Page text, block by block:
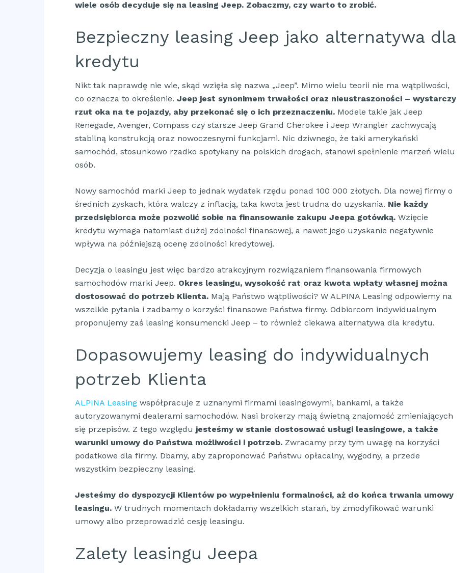
wiele osób decyduje się na leasing Jeep. Zobaczmy, czy warto to zrobić.
Bezpieczny leasing Jeep jako alternatywa dla
kredytu
Nikt tak naprawdę nie wie, skąd wzięła się nazwa „Jeep”. Mimo wielu teorii nie ma wątpliwości,
co oznacza to określenie. Jeep jest synonimem trwałości oraz nieustraszoności – wystarczy
rzut oka na te pojazdy, aby przekonać się o ich przeznaczeniu. Modele takie jak Jeep
Renegade, Avenger, Compass czy starsze Jeep Grand Cherokee i Jeep Wrangler zachwycają
stabilną konstrukcją oraz nowoczesnymi funkcjami. Nic dziwnego, że taki amerykański
samochód, stosunkowo rzadko spotykany na polskich drogach, stanowi spełnienie marzeń wielu
osób.
Nowy samochód marki Jeep to jednak wydatek rzędu ponad 100 000 złotych. Dla nowej firmy o
średnich zyskach, która walczy z inflacją, taka kwota jest trudna do uzyskania. Nie każdy
przedsiębiorca może pozwolić sobie na finansowanie zakupu Jeepa gotówką. Wzięcie
kredytu wymaga natomiast dużej zdolności finansowej, a nawet jego uzyskanie negatywnie
wpływa na późniejszą ocenę zdolności kredytowej.
Decyzja o leasingu jest więc bardzo atrakcyjnym rozwiązaniem finansowania firmowych
samochodów marki Jeep. Okres leasingu, wysokość rat oraz kwota wpłaty własnej można
dostosować do potrzeb Klienta. Mają Państwo wątpliwości? W ALPINA Leasing odpowiemy na
wszelkie pytania i zadbamy o korzyści finansowe Państwa firmy. Odbiorcom indywidualnym
proponujemy zaś leasing konsumencki Jeep – to również ciekawa alternatywa dla kredytu.
Dopasowujemy leasing do indywidualnych
potrzeb Klienta
ALPINA Leasing współpracuje z uznanymi firmami leasingowymi, bankami, a także
autoryzowanymi dealerami samochodów. Nasi brokerzy mają świetną znajomość zmieniających
się przepisów. Z tego względu jesteśmy w stanie dostosować usługi leasingowe, a także
warunki umowy do Państwa możliwości i potrzeb. Zwracamy przy tym uwagę na korzyści
podatkowe dla firmy. Dbamy, aby zaproponować Państwu opłacalny, wygodny, a przede
wszystkim bezpieczny leasing.
Jesteśmy do dyspozycji Klientów po wypełnieniu formalności, aż do końca trwania umowy
leasingu. W trudnych momentach dokładamy wszelkich starań, by zmodyfikować warunki
umowy albo przeprowadzić cesję leasingu.
Zalety leasingu Jeepa